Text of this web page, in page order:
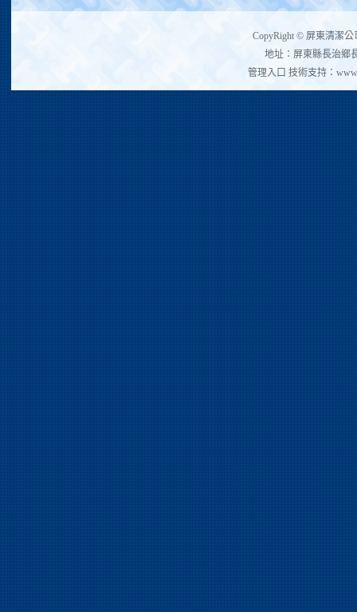
CopyRight © 屏東清潔公
地址：屏東縣長治鄉
管理入口 技術支持：